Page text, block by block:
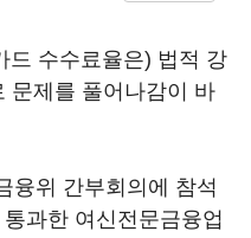
드 수수료율은) 법적 강
문제를 풀어나감이 바
융위 간부회의에 참석
과한 여신전문금융업